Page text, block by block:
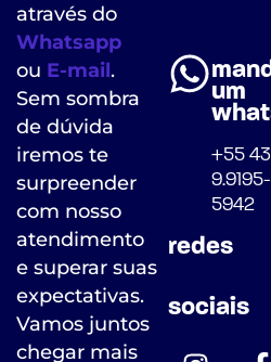
através do
Whatsapp
ou E-mail.
Sem sombra
de dúvida
iremos te
surpreender
com nosso
atendimento
e superar suas
expectativas.
Vamos juntos
chegar mais
um
+55 43
9.9195-
5942
redes
sociais